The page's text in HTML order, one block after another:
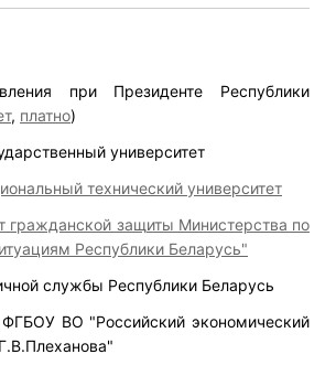
при Президенте Республики
, платно)
университет
технический университет
гражданской защиты Министерства по
Республики Беларусь"
службы Республики Беларусь
ВО "Российский экономический